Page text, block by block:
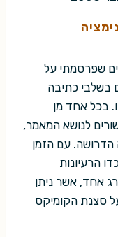
שפרסמתי על
בשלבי כתיבה
בכל אחד מן
לנושא המאמר,
הדרושה. עם הזמן
הרעיונות
אחד, אשר ניתן
סצנת הקומיקס